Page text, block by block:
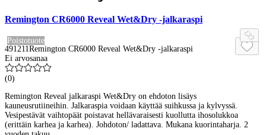
Remington CR6000 Reveal Wet&Dry -jalkaraspi
Poistotuote
491211 Remington CR6000 Reveal Wet&Dry -jalkaraspi
Ei arvosanaa
(0)
Remington Reveal jalkaraspi Wet&Dry on ehdoton lisäys
kauneusrutiineihin. Jalkaraspia voidaan käyttää suihkussa ja kylvyssä.
Vesipestävät vaihtopäät poistavat hellävaraisesti kuollutta ihosolukkoa
(erittäin karhea ja karhea). Johdoton/ ladattava. Mukana kuorintaharja. 2